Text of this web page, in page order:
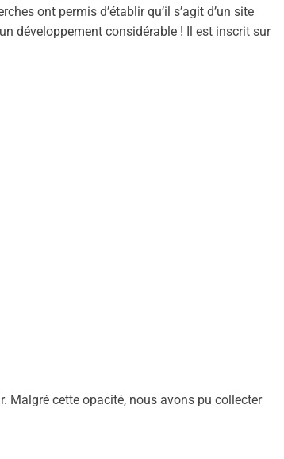
ont permis d’établir qu’il s’agit d’un site
développement considérable ! Il est inscrit sur
Malgré cette opacité, nous avons pu collecter